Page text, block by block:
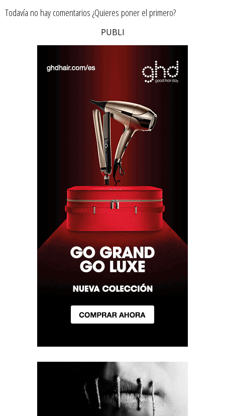
Todavía no hay comentarios ¿Quieres poner el primero?
PUBLI